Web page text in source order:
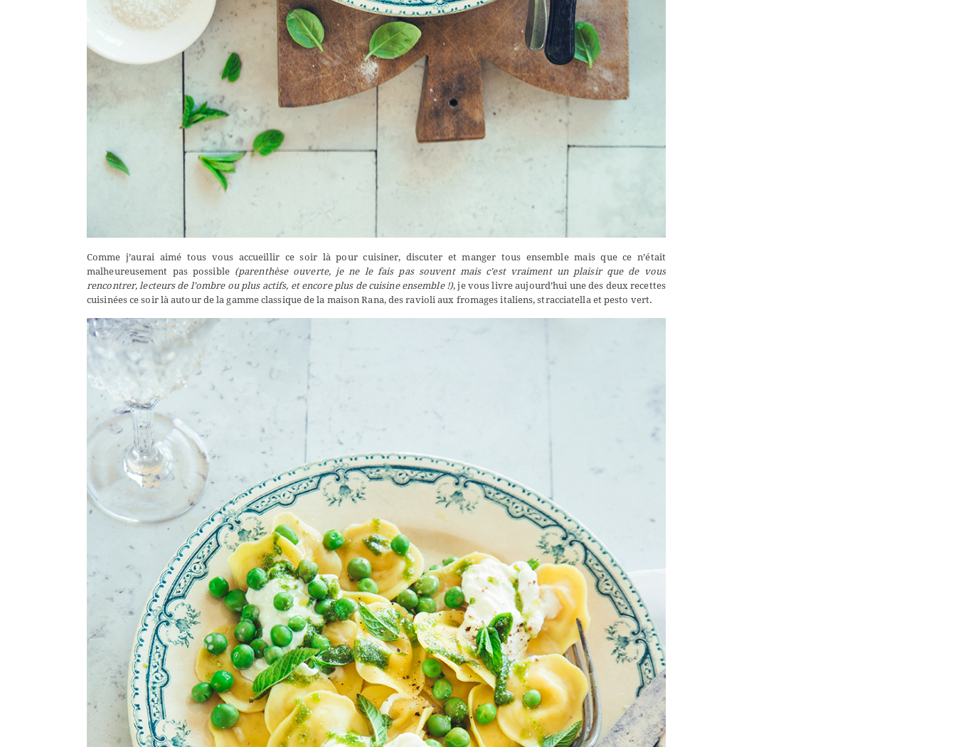
Comme j’aurai aimé tous vous accueillir ce soir là pour cuisiner, discuter et manger tous ensemble mais que ce n’était
malheureusement pas possible(parenthèse ouverte, je ne le fais pas souvent mais c’est vraiment un plaisir que de vous
rencontrer, lecteurs de l’ombre ou plus actifs, et encore plus de cuisine ensemble !), je vous livre aujourd’hui une des deux recettes
cuisinées ce soir là autour de la gamme classique de la maison Rana, des ravioli aux fromages italiens, stracciatella et pesto vert.